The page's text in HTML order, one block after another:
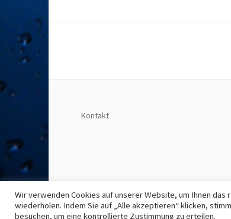
Kontakt
Wir verwenden Cookies auf unserer Website, um Ihnen
wiederholen. Indem Sie auf „Alle akzeptieren“ klicken,
besuchen, um eine kontrollierte Zustimmung zu erteilen.